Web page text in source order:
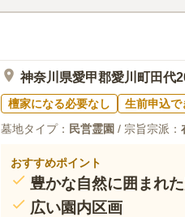
神奈川県愛甲郡愛川町田代
檀家になる必要なし
生前申込で
墓地タイプ： 民営霊園 / 宗旨宗派：
おすすめポイント
豊かな自然に囲まれ
広い園内区画